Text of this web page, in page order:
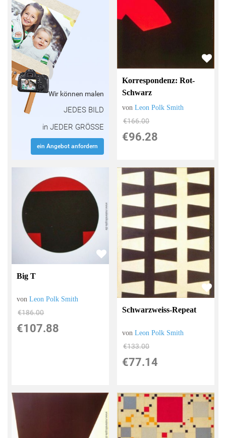
Wir können malen
JEDES BILD
in JEDER GRÖSSE
ein Angebot anfordern
Korrespondenz: Rot-
Schwarz
vonLeon Polk Smith
€166.00
€96.28
Big T
vonLeon Polk Smith
€186.00
€107.88
Schwarzweiss-Repeat
vonLeon Polk Smith
€133.00
€77.14